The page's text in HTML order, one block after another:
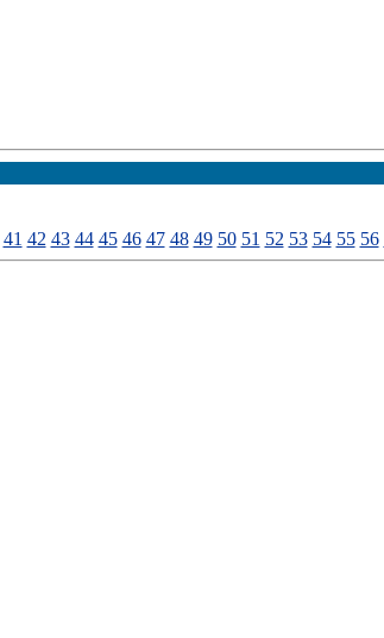
41 42 43 44 45 46 47 48 49 50 51 52 53 54 55 56